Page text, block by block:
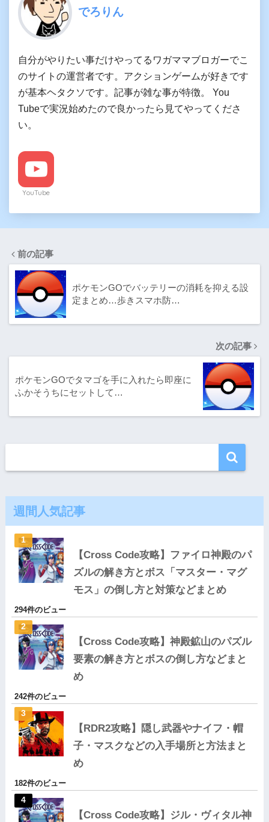
でろりん
自分がやりたい事だけやってるワガママブロガーでこ
のサイトの運営者です。アクションゲームが好きです
が基本ヘタクソです。記事が雑な事が特徴。 You
Tubeで実況始めたので良かったら見てやってくださ
い。
YouTube
前の記事
ポケモンGOでバッテリーの消耗を抑える設
定まとめ…歩きスマホ防…
次の記事
ポケモンGOでタマゴを手に入れたら即座に
ふかそうちにセットして…
週間人気記事
【Cross Code攻略】ファイロ神殿のパ
ズルの解き方とボス「マスター・マグ
モス」の倒し方と対策などまとめ
294件のビュー
【Cross Code攻略】神殿鉱山のパズル
要素の解き方とボスの倒し方などまと
め
242件のビュー
【RDR2攻略】隠し武器やナイフ・帽
子・マスクなどの入手場所と方法まと
め
182件のビュー
【Cross Code攻略】ジル・ヴィタル神